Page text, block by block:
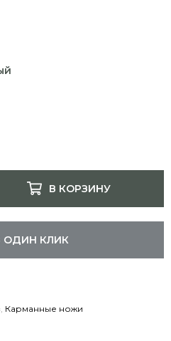
В КОРЗИНУ
ОДИН КЛИК
Карманные ножи